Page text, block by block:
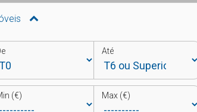
Até
(€) Max (€)